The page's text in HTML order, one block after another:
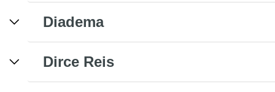
Diadema
Dirce Reis